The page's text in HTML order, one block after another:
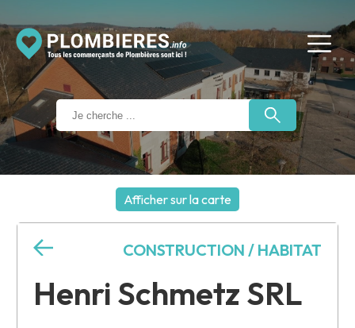
Afficher sur la carte
Henri Schmetz SRL
CONSTRUCTION / HABITAT
+
−